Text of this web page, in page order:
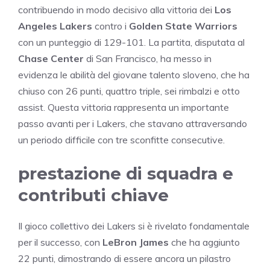
contribuendo in modo decisivo alla vittoria dei Los
Angeles Lakers contro i Golden State Warriors
con un punteggio di 129-101. La partita, disputata al
Chase Center di San Francisco, ha messo in
evidenza le abilità del giovane talento sloveno, che ha
chiuso con 26 punti, quattro triple, sei rimbalzi e otto
assist. Questa vittoria rappresenta un importante
passo avanti per i Lakers, che stavano attraversando
un periodo difficile con tre sconfitte consecutive.
prestazione di squadra e
contributi chiave
Il gioco collettivo dei Lakers si è rivelato fondamentale
per il successo, con LeBron James che ha aggiunto
22 punti, dimostrando di essere ancora un pilastro